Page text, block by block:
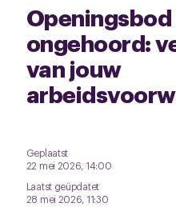
ongehoord:
van jouw
Geplaatst
22 mei 2026, 14:00
Laatst geüpdatet
28 mei 2026, 11:30